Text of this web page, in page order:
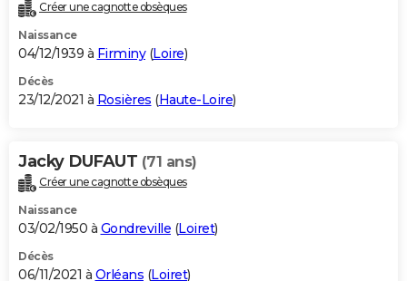
Créer une cagnotte obsèques
Naissance
04/12/1939 à Firminy(Loire)
Décès
23/12/2021 à Rosières (Haute-Loire)
Jacky DUFAUT (71 ans)
Créer une cagnotte obsèques
Naissance
03/02/1950 à Gondreville (Loiret)
Décès
06/11/2021 à Orléans (Loiret)